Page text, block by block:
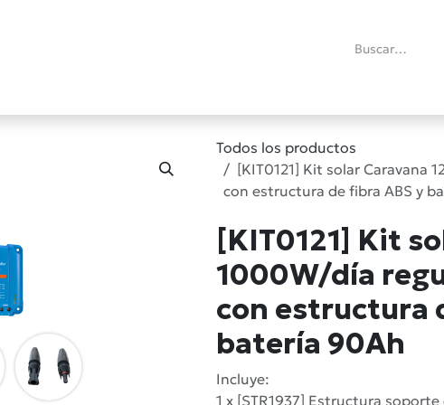
Todos los productos
[KIT0121] Kit solar Caravana
con estructura de fibra ABS y
[KIT0121] Kit
1000W/día
con estructura
batería 90Ah
Incluye:
1 x [STR1937] Estructura